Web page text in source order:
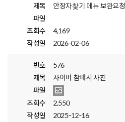
제목
안장자찿기 메뉴 보완요청
파일
조회수
4,169
작성일
2026-02-06
번호
576
제목
사이버 참배시 사진
파일
조회수
2,550
작성일
2025-12-16